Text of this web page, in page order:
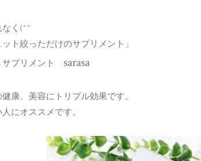
なく(^^ゞ
ット絞っただけのサプリメント」
サプリメント sarasa
康、美容にトリプル効果です。
にオススメです。